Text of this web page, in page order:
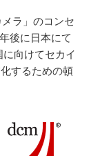
ラ」のコンセ
後に日本にて
向けてセカイ
するための頓